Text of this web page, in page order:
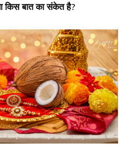
किस बात का संकेत है?